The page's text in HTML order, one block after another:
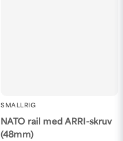
SMALLRIG
NATO rail med ARRI-skruv
(48mm)